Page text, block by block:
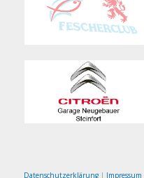
Datenschutzerklärung| Impressum